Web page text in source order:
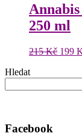
250 ml
215Kč 199
Hledat
Facebook